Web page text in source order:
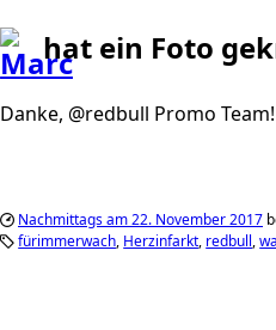
hat ein Foto
Danke, @redbull Promo
Nachmittags am 22. November 2017
fürimmerwach Herzinfarkt redbull